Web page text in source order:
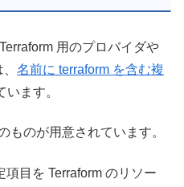
用のプロバイダや
名前に terraform を含む複
います。
ものが用意されています。
目を Terraform のリソー